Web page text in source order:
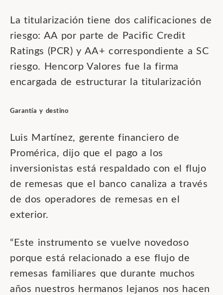
La titularización tiene dos calificaciones de
riesgo: AA por parte de Pacific Credit
Ratings (PCR) y AA+ correspondiente a SC
riesgo. Hencorp Valores fue la firma
encargada de estructurar la titularización
Garantía y destino
Luis Martínez, gerente financiero de
Promérica, dijo que el pago a los
inversionistas está respaldado con el flujo
de remesas que el banco canaliza a través
de dos operadores de remesas en el
exterior.
“Este instrumento se vuelve novedoso
porque está relacionado a ese flujo de
remesas familiares que durante muchos
años nuestros hermanos lejanos nos hacen